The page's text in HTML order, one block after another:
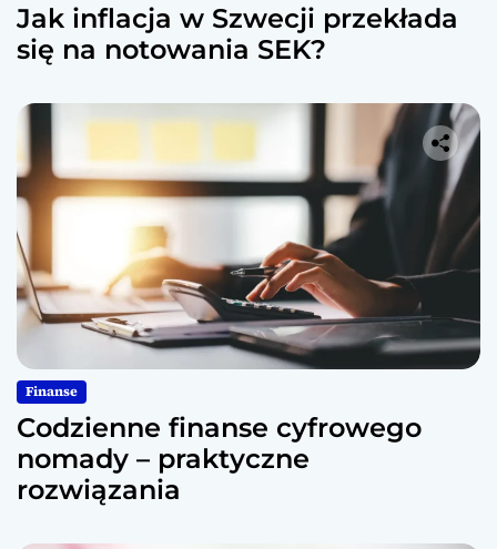
Jak inflacja w Szwecji przekłada
się na notowania SEK?
Finanse
Codzienne finanse cyfrowego
nomady – praktyczne
rozwiązania